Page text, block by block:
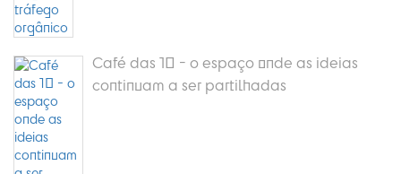
Café das 10 - o espaço onde as ideias
continuam a ser partilhadas